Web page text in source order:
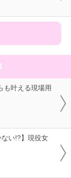
も叶える現場用
い!?】現役女